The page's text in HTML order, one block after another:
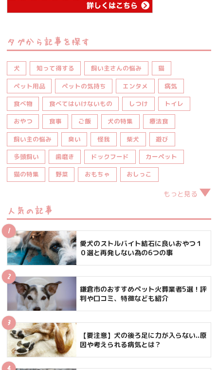
タグから記事を探す
犬 知って得する 飼い主さんの悩み 猫
ペット用品 ペットの気持ち エンタメ 病気
食べ物 食べてはいけないもの しつけ トイレ
おやつ 食事 ご飯 犬の特集 療法食
飼い主の悩み 臭い 怪我 柴犬 遊び
多頭飼い 歯磨き ドックフード カーペット
猫の特集 野菜 おもちゃ おしっこ
もっと見る
人気の記事
愛犬のストルバイト結石に良いおやつ１
０選と再発しない為の6つの事
鎌倉市のおすすめペット火葬業者5選！評
判や口コミ、特徴なども紹介
【要注意】犬の後ろ足に力が入らない..原
因や考えられる病気とは？